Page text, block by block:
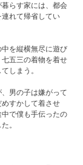
らす家には、都会
れて帰省してい
を縦横無尽に遊び
五三の着物を着せ
しまう。
男の子は嫌がって
すかして着させ
で僕も手伝ったの
。